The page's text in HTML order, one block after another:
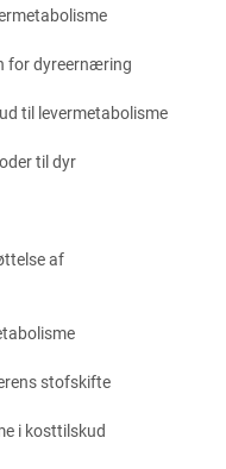
for dyreernæring
til levermetabolisme
til dyr
af
stofskifte
i kosttilskud